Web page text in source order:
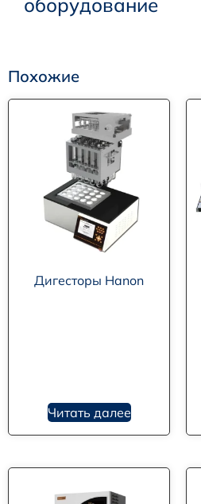
оборудование
Похожие
Дигесторы Hanon
Читать далее